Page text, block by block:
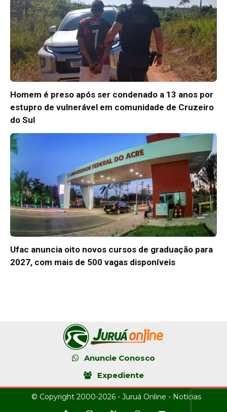
Homem é preso após ser condenado a 13 anos por
estupro de vulnerável em comunidade de Cruzeiro
do Sul
Ufac anuncia oito novos cursos de graduação para
2027, com mais de 500 vagas disponíveis
Anuncie Conosco
Expediente
© Copyright 2000-2026 - Juruá Online - Notícias